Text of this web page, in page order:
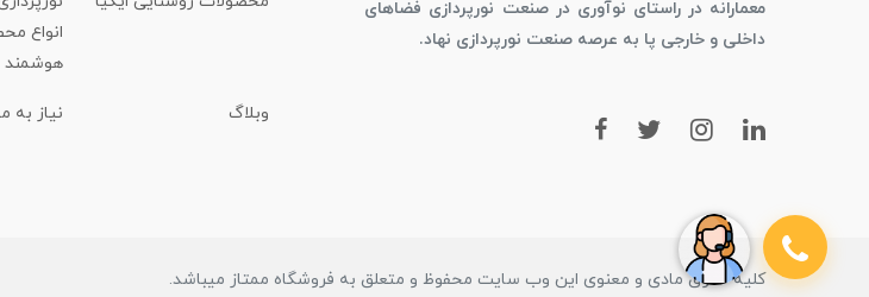
معمارانه در راستای نوآوری در صنعت نورپردازی فضاهای
داخلی و خارجی پا به عرصه صنعت نورپردازی نهاد.
انواع
هوشمند
وبلاگ نیاز به
کلیه حقوق مادی و معنوی این وب سایت محفوظ و متعلق به فروشگاه ممتاز میباشد.